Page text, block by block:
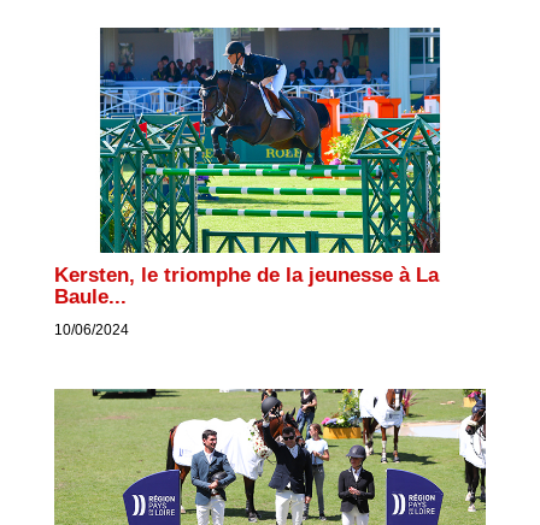
Kersten, le triomphe de la jeunesse à La
Baule...
10/06/2024